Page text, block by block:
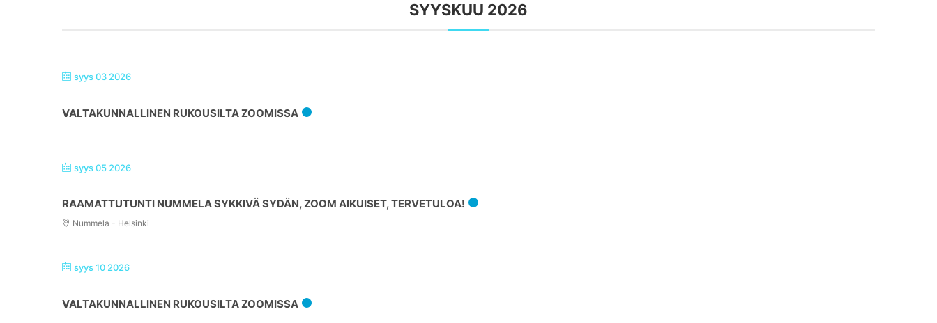
SYYSKUU 2026
syys 03 2026
VALTAKUNNALLINEN RUKOUSILTA ZOOMISSA
syys 05 2026
RAAMATTUTUNTI NUMMELA SYKKIVÄ SYDÄN, ZOOM AIKUISET, TERVETULOA!
Nummela - Helsinki
syys 10 2026
VALTAKUNNALLINEN RUKOUSILTA ZOOMISSA